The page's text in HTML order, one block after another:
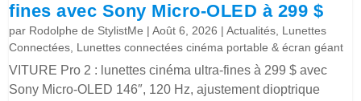
fines avec Sony Micro-OLED à 299 $
par Rodolphe de StylistMe |Août 6, 2026 |Actualités Lunettes
Connectées Lunettes connectées cinéma portable & écran géant
VITURE Pro 2 : lunettes cinéma ultra-fines à 299 $ avec
Sony Micro-OLED 146″, 120 Hz, ajustement dioptrique